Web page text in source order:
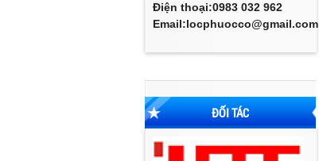
Điện thoại:0983 032 962
Email:locphuocco@gmail.com
ĐỐI TÁC